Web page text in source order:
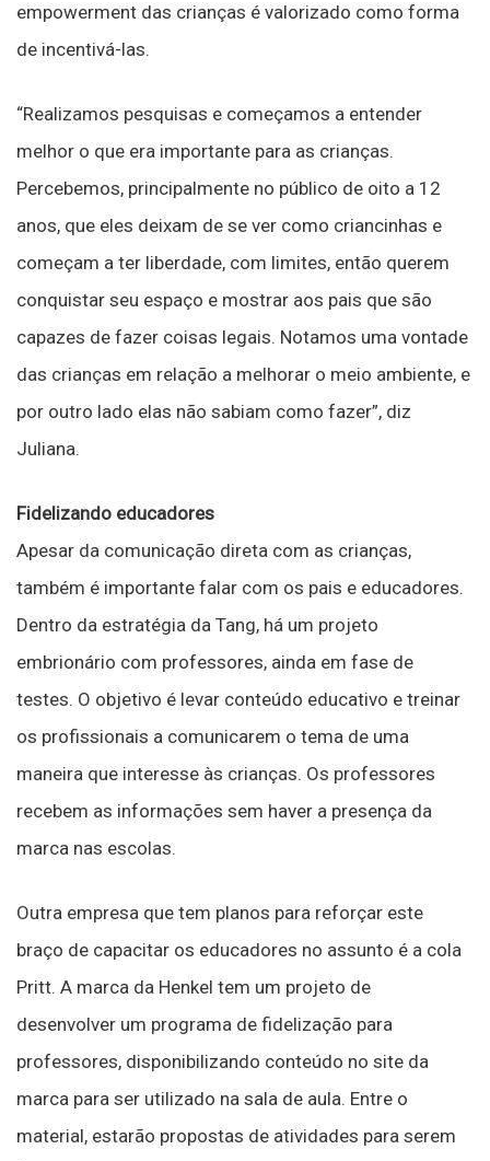
empowerment das crianças é valorizado como forma
de incentivá-las.
“Realizamos pesquisas e começamos a entender
melhor o que era importante para as crianças.
Percebemos, principalmente no público de oito a 12
anos, que eles deixam de se ver como criancinhas e
começam a ter liberdade, com limites, então querem
conquistar seu espaço e mostrar aos pais que são
capazes de fazer coisas legais. Notamos uma vontade
das crianças em relação a melhorar o meio ambiente, e
por outro lado elas não sabiam como fazer”, diz
Juliana.
Fidelizando educadores
Apesar da comunicação direta com as crianças,
também é importante falar com os pais e educadores.
Dentro da estratégia da Tang, há um projeto
embrionário com professores, ainda em fase de
testes. O objetivo é levar conteúdo educativo e treinar
os profissionais a comunicarem o tema de uma
maneira que interesse às crianças. Os professores
recebem as informações sem haver a presença da
marca nas escolas.
Outra empresa que tem planos para reforçar este
braço de capacitar os educadores no assunto é a cola
Pritt. A marca da Henkel tem um projeto de
desenvolver um programa de fidelização para
professores, disponibilizando conteúdo no site da
marca para ser utilizado na sala de aula. Entre o
material, estarão propostas de atividades para serem